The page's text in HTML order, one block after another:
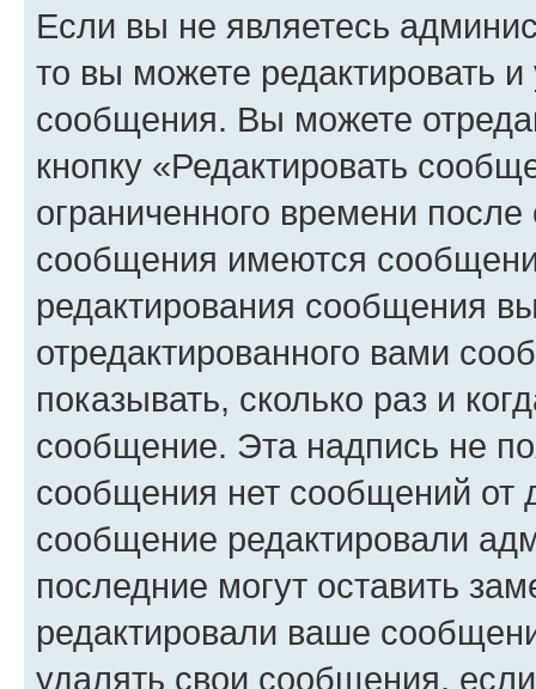
Если вы не являетесь
то вы можете редактировать
сообщения. Вы можете
кнопку «Редактировать
ограниченного времени
сообщения имеются
редактирования сообщения
отредактированного вами
показывать, сколько раз и
сообщение. Эта надпись не
сообщения нет сообщений от
сообщение редактировали
последние могут оставить
редактировали ваше
удалять свои сообщения,